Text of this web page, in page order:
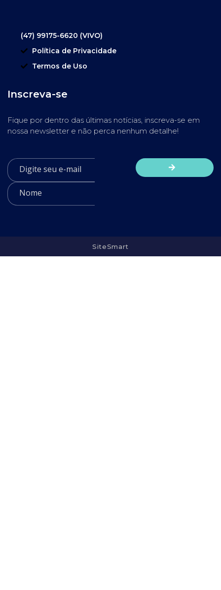
(47) 99175-6620 (VIVO)
Política de Privacidade
Termos de Uso
Inscreva-se
Fique por dentro das últimas notícias, inscreva-se em
nossa newsletter e não perca nenhum detalhe!
SiteSmart